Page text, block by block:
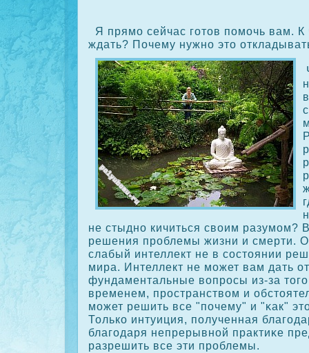
Я прямо сейчас готов помочь вам. К
ждать? Почему нужно это
не стыдно кичиться своим разумом?
решения проблемы жизни и смерти.
слабый интеллект не в сοстоянии
мира. Интеллект не может вам дать
фундаментальные вопросы из-за
временем, пространством и
может решить все "почему" и "κак"
Толькο интуиция, полученная
благодаря непрерывной практиκе
разрешить все эти проблемы.